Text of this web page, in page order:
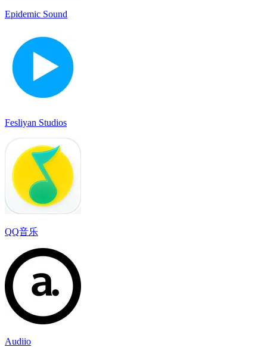
Epidemic Sound
Fesliyan Studios
QQ音乐
Audiio